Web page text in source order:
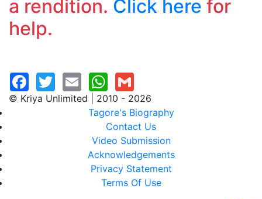
a rendition. Click here for
help.
© Kriya Unlimited | 2010 - 2026
Tagore's Biography
Contact Us
Video Submission
Acknowledgements
Privacy Statement
Terms Of Use